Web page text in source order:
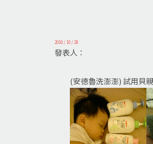
2010 / 10 / 28
發表人：
(安德魯洗澎澎) 試用貝